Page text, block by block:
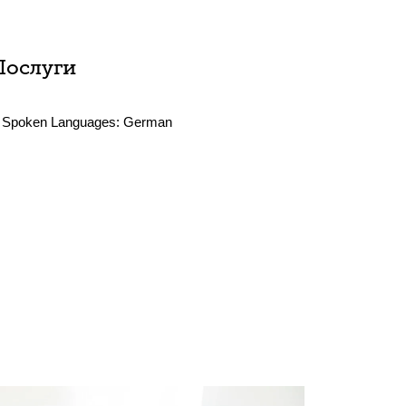
Spoken Languages:German